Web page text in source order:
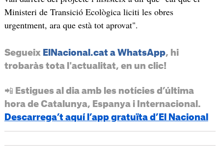
Ministeri de Transició Ecològica liciti les obres
urgentment, ara que està tot aprovat".
Segueix ElNacional.cat a WhatsApp, hi
trobaràs tota l'actualitat, en un clic!
📲 Estigues al dia amb les notícies d’última
hora de Catalunya, Espanya i Internacional.
Descarrega’t aquí l’app gratuïta d’El Nacional